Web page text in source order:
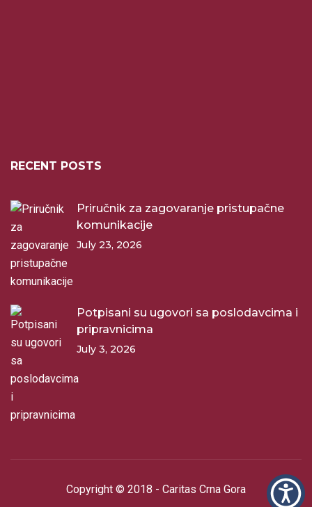
RECENT POSTS
Priručnik za zagovaranje pristupačne
komunikacije
July 23, 2026
Potpisani su ugovori sa poslodavcima i
pripravnicima
July 3, 2026
Copyright © 2018 - Caritas Crna Gora